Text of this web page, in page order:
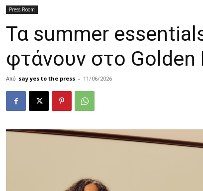
Press Room
Τα summer
φτάνουν στο Golden
Από say yes to the press - 11/06/2026